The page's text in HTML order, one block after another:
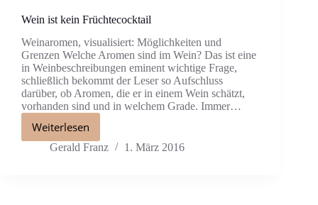
Wein ist kein Früchtecocktail
Weinaromen, visualisiert: Möglichkeiten und
Grenzen Welche Aromen sind im Wein? Das ist eine
in Weinbeschreibungen eminent wichtige Frage,
schließlich bekommt der Leser so Aufschluss
darüber, ob Aromen, die er in einem Wein schätzt,
vorhanden sind und in welchem Grade. Immer…
Weiterlesen
Gerald Franz 1. März 2016